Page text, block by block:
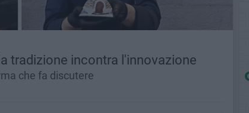
tradizione incontra l'innovazione
che fa discutere